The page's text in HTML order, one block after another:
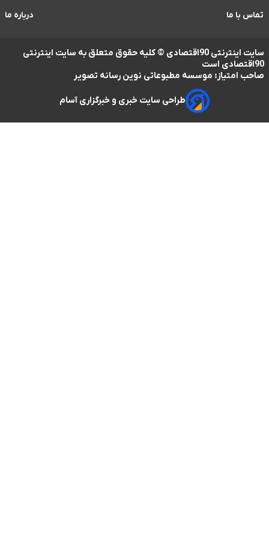
سایت اینترنتی 90اقتصادی © کلیه حقوق متعلق به سایت اینترنتی
موسسه مطبوعاتی نوین رسانه تصویر
طراحی سایت خبری و خبرگزاری آسام